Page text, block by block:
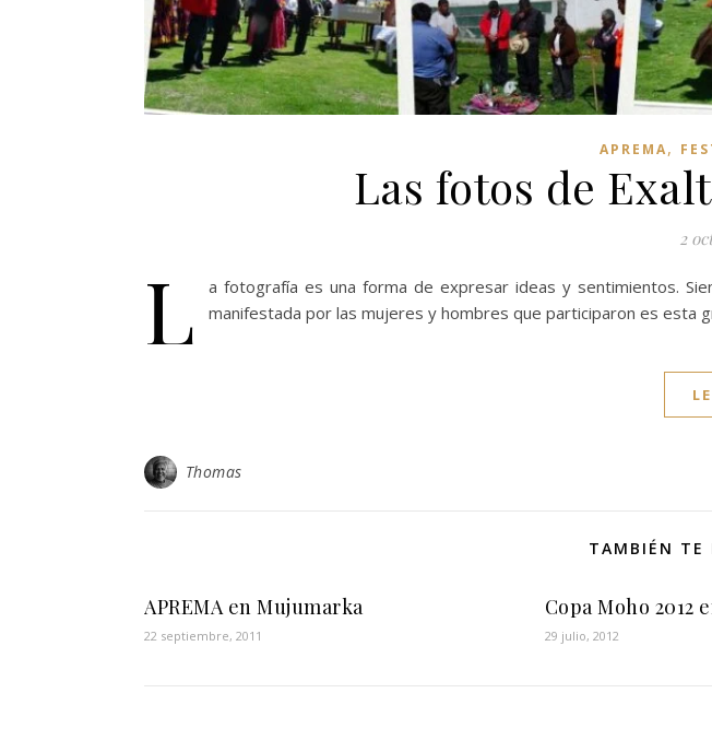
APREMA,
Las fotos de
2
L
a fotografía es una forma de expresar ideas y sentimientos.
manifestada por las mujeres y hombres que participaron es esta
Thomas
TAMBIÉN TE
APREMA en Mujumarka
22 septiembre, 2011
Copa Moho 2012
29 julio, 2012